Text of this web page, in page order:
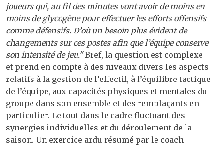
joueurs qui, au fil des minutes vont avoir de moins en
moins de glycogène pour effectuer les efforts offensifs
comme défensifs. D’où un besoin plus évident de
changements sur ces postes afin que l’équipe conserve
son intensité de jeu."Bref, la question est complexe
et prend en compte à des niveaux divers les aspects
relatifs à la gestion de l’effectif, à l’équilibre tactique
de l’équipe, aux capacités physiques et mentales du
groupe dans son ensemble et des remplaçants en
particulier. Le tout dans le cadre fluctuant des
synergies individuelles et du déroulement de la
saison. Un exercice ardu résumé par le coach